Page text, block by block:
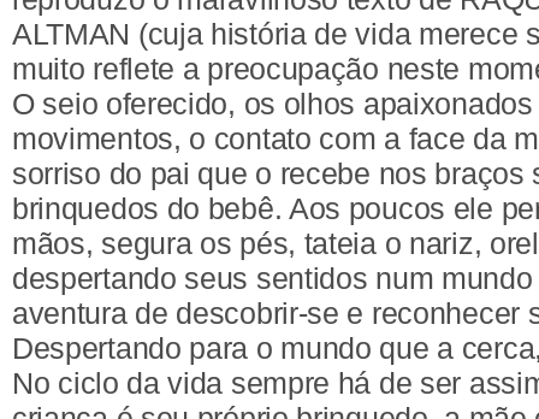
ALTMAN (cuja história de vida merece
muito reflete a preocupação neste
O seio oferecido, os olhos
movimentos, o contato com a face da
sorriso do pai que o recebe nos braços
brinquedos do bebê. Aos poucos ele
mãos, segura os pés, tateia o nariz,
despertando seus sentidos num
aventura de descobrir-se e reconhecer
Despertando para o mundo que a
No ciclo da vida sempre há de ser